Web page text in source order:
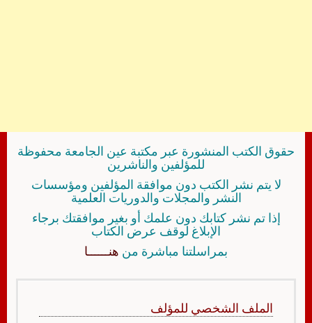
حقوق الكتب المنشورة عبر مكتبة عين الجامعة محفوظة
للمؤلفين والناشرين
لا يتم نشر الكتب دون موافقة المؤلفين ومؤسسات
النشر والمجلات والدوريات العلمية
إذا تم نشر كتابك دون علمك أو بغير موافقتك برجاء
الإبلاغ لوقف عرض الكتاب
بمراسلتنا مباشرة من هنــــــا
الملف الشخصي للمؤلف